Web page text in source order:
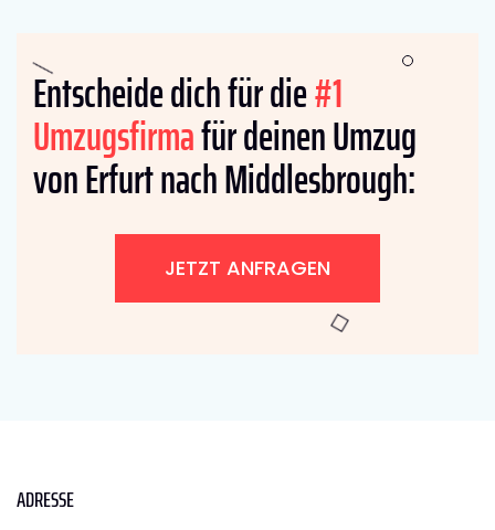
Entscheide dich für die#1
Umzugsfirmafür deinen Umzug
von Erfurt nach Middlesbrough:
JETZT ANFRAGEN
ADRESSE